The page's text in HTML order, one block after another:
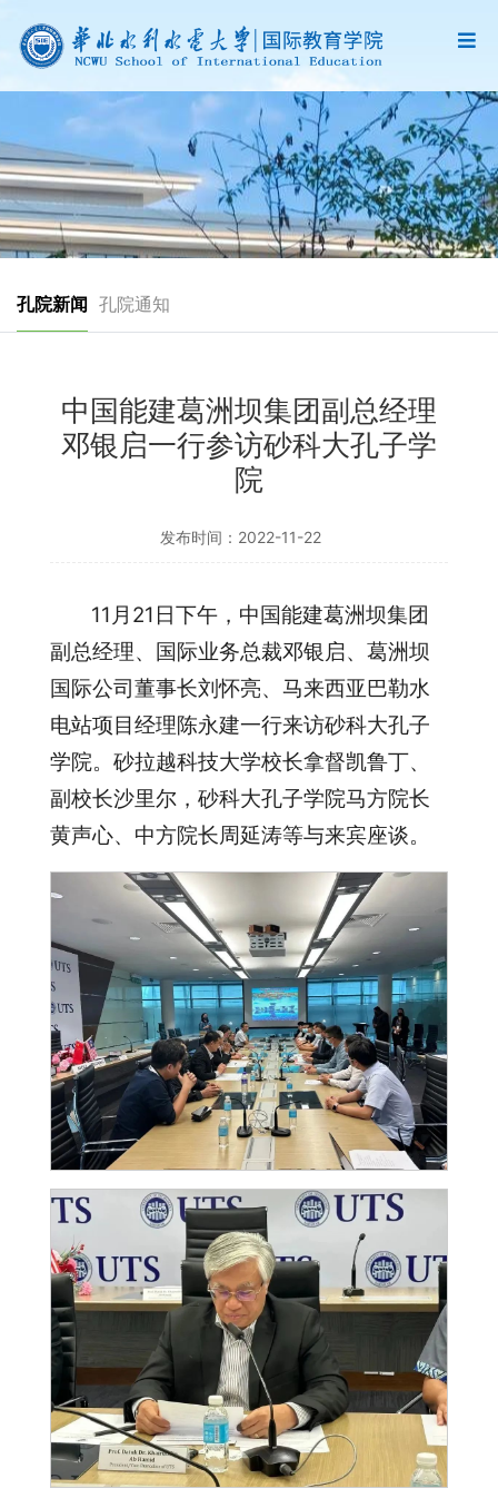
孔院新闻 孔院通知
中国能建葛洲坝集团副总经理
邓银启一行参访砂科大孔子学
院
发布时间：2022-11-22
11月21日下午，中国能建葛洲坝集团
副总经理、国际业务总裁邓银启、葛洲坝
国际公司董事长刘怀亮、马来西亚巴勒水
电站项目经理陈永建一行来访砂科大孔子
学院。砂拉越科技大学校长拿督凯鲁丁、
副校长沙里尔，砂科大孔子学院马方院长
黄声心、中方院长周延涛等与来宾座谈。